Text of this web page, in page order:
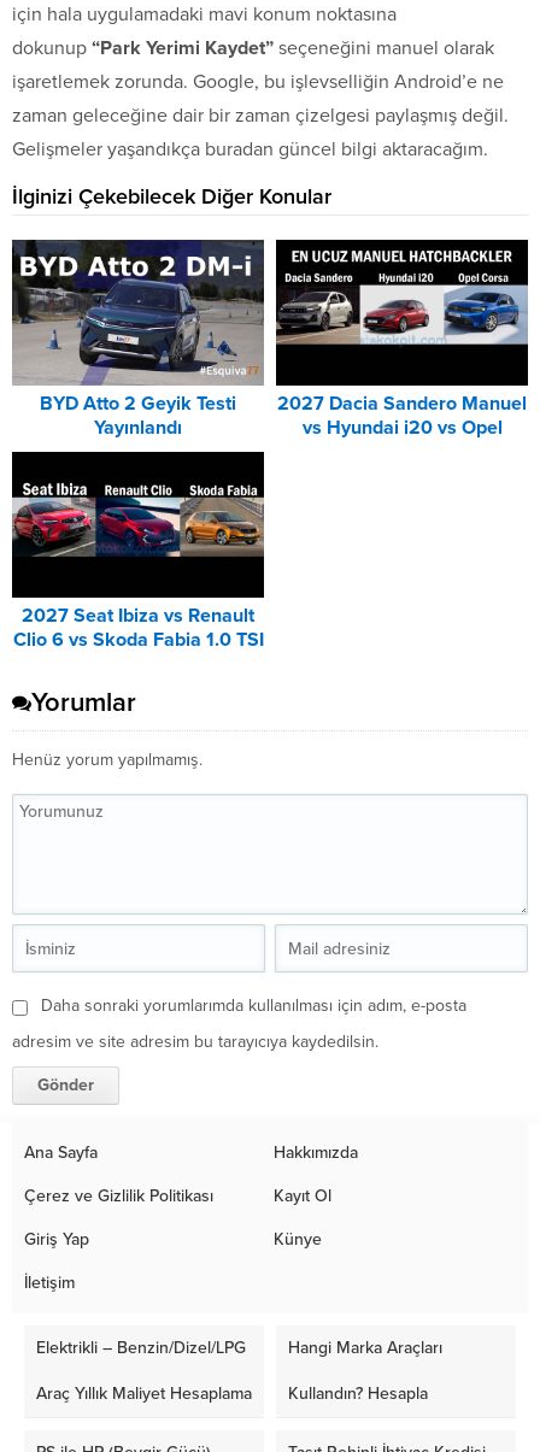
için hala uygulamadaki mavi konum noktasına
dokunup “Park Yerimi Kaydet” seçeneğini manuel olarak
işaretlemek zorunda. Google, bu işlevselliğin Android’e ne
zaman geleceğine dair bir zaman çizelgesi paylaşmış değil.
Gelişmeler yaşandıkça buradan güncel bilgi aktaracağım.
İlginizi Çekebilecek Diğer Konular
BYD Atto 2 Geyik Testi
Yayınlandı
2027 Dacia Sandero Manuel
vs Hyundai i20 vs Opel
2027 Seat Ibiza vs Renault
Clio 6 vs Skoda Fabia 1.0 TSI
Yorumlar
Henüz yorum yapılmamış.
Daha sonraki yorumlarımda kullanılması için adım, e-posta
adresim ve site adresim bu tarayıcıya kaydedilsin.
Ana Sayfa Hakkımızda
Çerez ve Gizlilik Politikası Kayıt Ol
Giriş Yap Künye
İletişim
Elektrikli – Benzin/Dizel/LPG
Araç Yıllık Maliyet Hesaplama
Hangi Marka Araçları
Kullandın? Hesapla